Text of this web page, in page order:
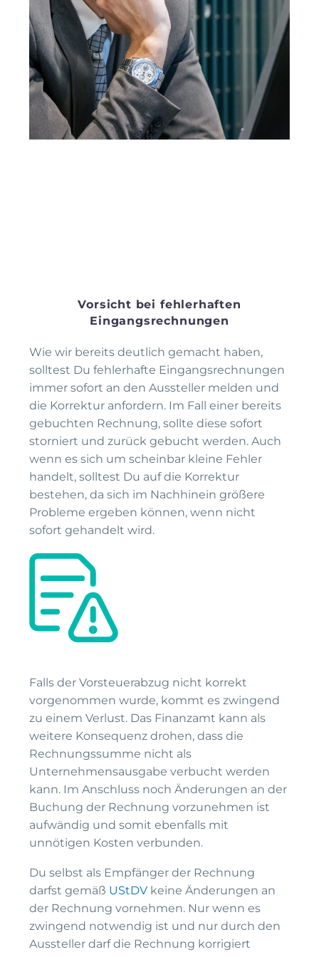
Vorsicht bei fehlerhaften
Eingangsrechnungen
Wie wir bereits deutlich gemacht haben,
solltest Du fehlerhafte Eingangsrechnungen
immer sofort an den Aussteller melden und
die Korrektur anfordern. Im Fall einer bereits
gebuchten Rechnung, sollte diese sofort
storniert und zurück gebucht werden. Auch
wenn es sich um scheinbar kleine Fehler
handelt, solltest Du auf die Korrektur
bestehen, da sich im Nachhinein größere
Probleme ergeben können, wenn nicht
sofort gehandelt wird.
Falls der Vorsteuerabzug nicht korrekt
vorgenommen wurde, kommt es zwingend
zu einem Verlust. Das Finanzamt kann als
weitere Konsequenz drohen, dass die
Rechnungssumme nicht als
Unternehmensausgabe verbucht werden
kann. Im Anschluss noch Änderungen an der
Buchung der Rechnung vorzunehmen ist
aufwändig und somit ebenfalls mit
unnötigen Kosten verbunden.
Du selbst als Empfänger der Rechnung
darfst gemäß UStDV keine Änderungen an
der Rechnung vornehmen. Nur wenn es
zwingend notwendig ist und nur durch den
Aussteller darf die Rechnung korrigiert